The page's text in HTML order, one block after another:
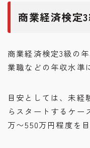
商業経済検定
商業経済検定3級の
業職などの年収水準
目安としては、未経
らスタートするケー
万〜550万円程度を